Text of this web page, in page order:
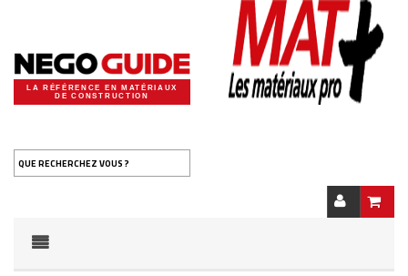
LA RÉFÉRENCE EN MATÉRIAUX
DE CONSTRUCTION
QUE RECHERCHEZ VOUS ?